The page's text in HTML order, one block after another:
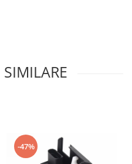
-47%